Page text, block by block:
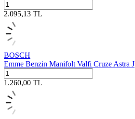
2.095,13 TL
BOSCH
Emme Benzin Manifolt Valfi Cruze Astra J
1.260,00 TL